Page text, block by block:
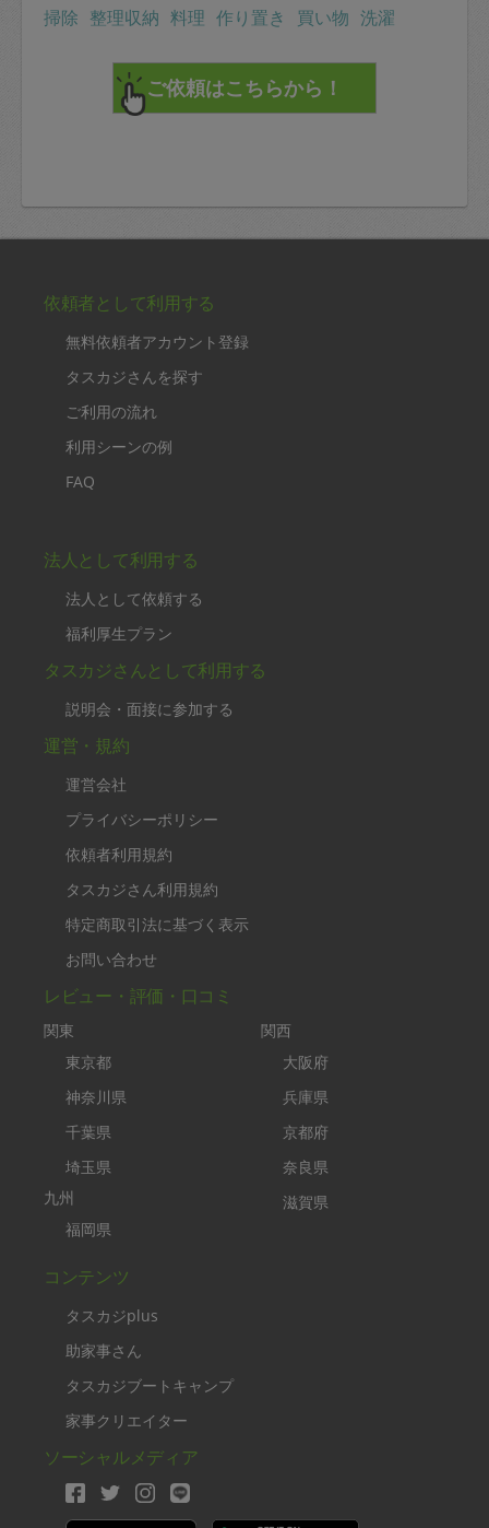
掃除 整理収納 料理 作り置き 買い物 洗濯
依頼者として利用する
無料依頼者アカウント登録
タスカジさんを探す
ご利用の流れ
利用シーンの例
FAQ
法人として利用する
法人として依頼する
福利厚生プラン
タスカジさんとして利用する
説明会・面接に参加する
運営・規約
運営会社
プライバシーポリシー
依頼者利用規約
タスカジさん利用規約
特定商取引法に基づく表示
お問い合わせ
レビュー・評価・口コミ
関東
東京都
神奈川県
千葉県
埼玉県
九州
福岡県
関西
大阪府
兵庫県
京都府
奈良県
滋賀県
コンテンツ
タスカジplus
助家事さん
タスカジブートキャンプ
家事クリエイター
ソーシャルメディア